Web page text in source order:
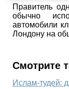
Правитель
обычно
автомобили
Лондону на
Смотрите
Ислам-тудей: